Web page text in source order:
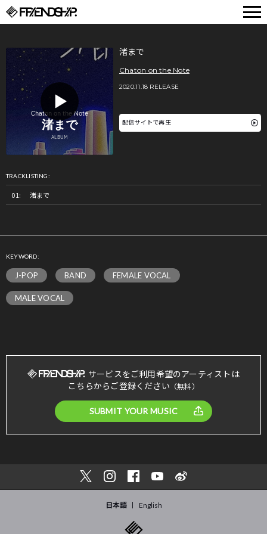
渚まで
Chaton on the Note
2020.11.18 RELEASE
配信サイトで再生
TRACKLISTING:
渚まで
KEYWORD:
J-POP BAND FEMALE VOCAL
MALE VOCAL
サービスをご利用希望のアーティストは
こちらからご登録ください （無料）
SUBMIT YOUR MUSIC
日本語 English